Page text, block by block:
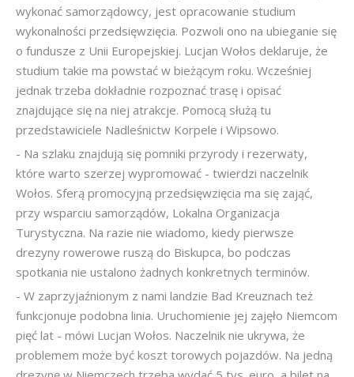
wykonać samorządowcy, jest opracowanie studium
wykonalności przedsięwzięcia. Pozwoli ono na ubieganie się
o fundusze z Unii Europejskiej. Lucjan Wołos deklaruje, że
studium takie ma powstać w bieżącym roku. Wcześniej
jednak trzeba dokładnie rozpoznać trasę i opisać
znajdujące się na niej atrakcje. Pomocą służą tu
przedstawiciele Nadleśnictw Korpele i Wipsowo.
- Na szlaku znajdują się pomniki przyrody i rezerwaty,
które warto szerzej wypromować - twierdzi naczelnik
Wołos. Sferą promocyjną przedsięwzięcia ma się zająć,
przy wsparciu samorządów, Lokalna Organizacja
Turystyczna. Na razie nie wiadomo, kiedy pierwsze
drezyny rowerowe ruszą do Biskupca, bo podczas
spotkania nie ustalono żadnych konkretnych terminów.
- W zaprzyjaźnionym z nami landzie Bad Kreuznach też
funkcjonuje podobna linia. Uruchomienie jej zajęło Niemcom
pięć lat - mówi Lucjan Wołos. Naczelnik nie ukrywa, że
problemem może być koszt torowych pojazdów. Na jedną